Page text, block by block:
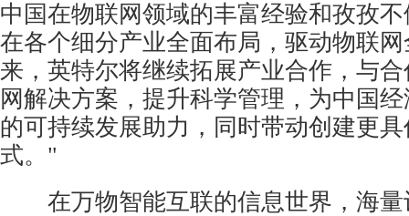
中国在物联网领域的丰富经验和孜孜
在各个细分产业全面布局，驱动物联
来，英特尔将继续拓展产业合作，与
网解决方案，提升科学管理，为中国
的可持续发展助力，同时带动创建更
式。"
在万物智能互联的信息世界，海量